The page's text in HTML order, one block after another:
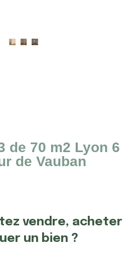
de 70 m2 Lyon 6
de Vauban
vendre, acheter
un bien ?